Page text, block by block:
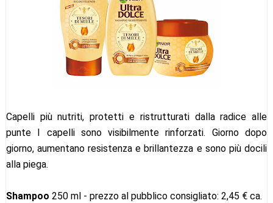
Capelli più nutriti, protetti e ristrutturati dalla radice alle
punte I capelli sono visibilmente rinforzati. Giorno dopo
giorno, aumentano resistenza e brillantezza e sono più docili
alla piega.
Shampoo 250 ml - prezzo al pubblico consigliato: 2,45 € ca.